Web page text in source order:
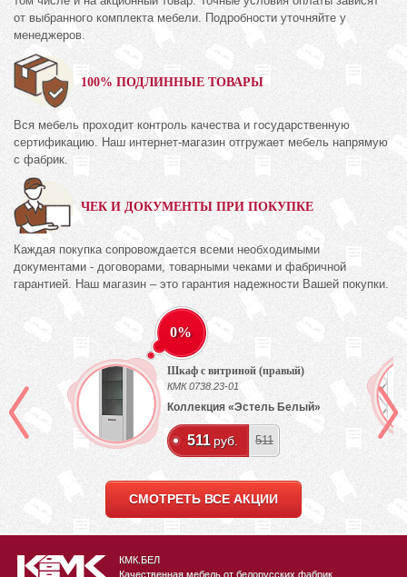
от выбранного комплекта мебели. Подробности уточняйте у
менеджеров.
100% ПОДЛИННЫЕ ТОВАРЫ
Вся мебель проходит контроль качества и государственную
сертификацию. Наш интернет-магазин отгружает мебель напрямую
с фабрик.
ЧЕК И ДОКУМЕНТЫ ПРИ ПОКУПКЕ
Каждая покупка сопровождается всеми необходимыми
документами - договорами, товарными чеками и фабричной
гарантией. Наш магазин – это гарантия надежности Вашей покупки.
0%
Шкаф с витриной (правый)
КМК 0738.23-01
Коллекция «Эстель Белый»
511 руб. 511
СМОТРЕТЬ ВСЕ АКЦИИ
КМК.БЕЛ
Качественная мебель от белорусских фабрик